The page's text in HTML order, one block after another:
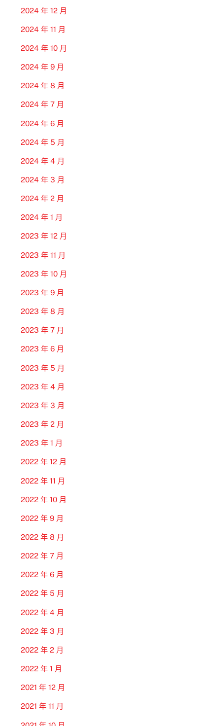
2024 年 12 月
2024 年 11 月
2024 年 10 月
2024 年 9 月
2024 年 8 月
2024 年 7 月
2024 年 6 月
2024 年 5 月
2024 年 4 月
2024 年 3 月
2024 年 2 月
2024 年 1 月
2023 年 12 月
2023 年 11 月
2023 年 10 月
2023 年 9 月
2023 年 8 月
2023 年 7 月
2023 年 6 月
2023 年 5 月
2023 年 4 月
2023 年 3 月
2023 年 2 月
2023 年 1 月
2022 年 12 月
2022 年 11 月
2022 年 10 月
2022 年 9 月
2022 年 8 月
2022 年 7 月
2022 年 6 月
2022 年 5 月
2022 年 4 月
2022 年 3 月
2022 年 2 月
2022 年 1 月
2021 年 12 月
2021 年 11 月